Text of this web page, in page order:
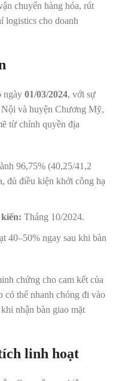
chuyển hàng hóa, rút
logistics cho doanh
ngày 01/03/2024, với sự
và huyện Chương Mỹ,
từ chính quyền địa
96,75% (40,25/41,2
đủ điều kiện khởi công hạ
Tháng 10/2024.
40–50% ngay sau khi bàn
chứng cho cam kết của
có thể nhanh chóng đi vào
nhận bàn giao mặt
linh hoạt